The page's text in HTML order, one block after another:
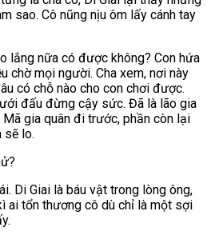
sao. Cô nũng nịu ôm lấy cánh tay
nữa có được không? Con hứa
chờ mọi người. Cha xem, nơi này
có chỗ nào cho con chơi được.
đấu đừng cậy sức. Đã là lão gia
gia quân đi trước, phần còn lại
sẽ lo.
Di Giai là báu vật trong lòng ông,
ai tổn thương cô dù chỉ là một sợi